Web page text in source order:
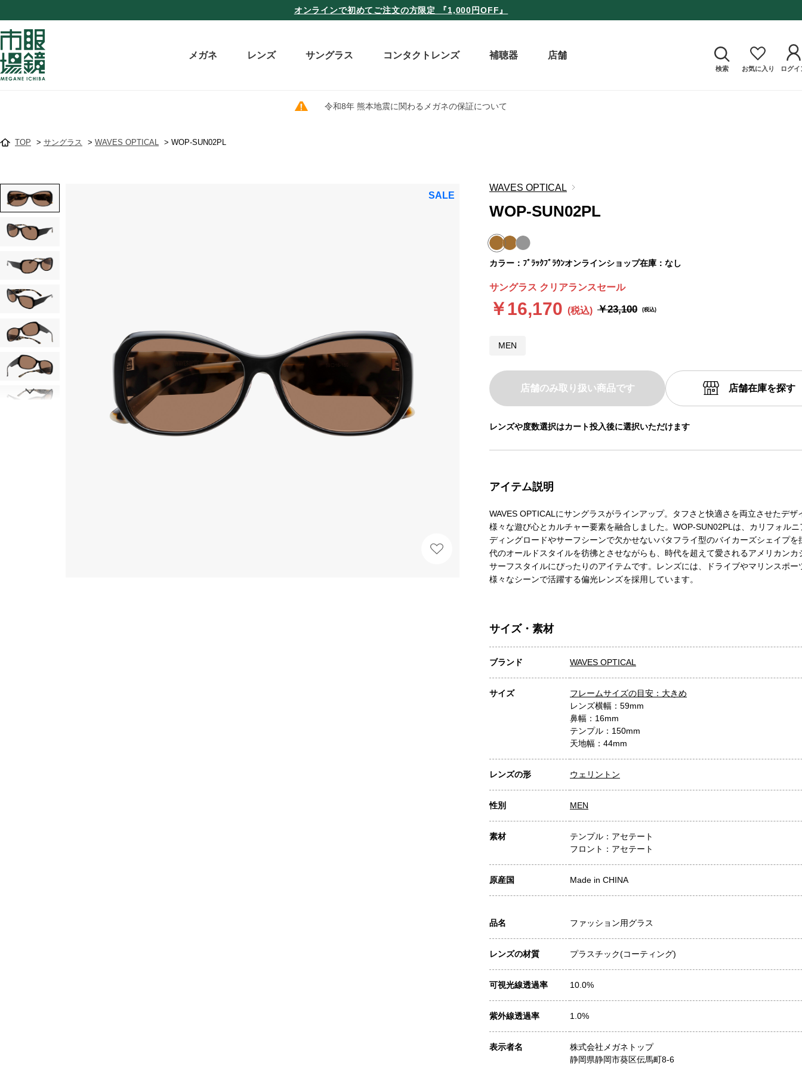
オンラインで初めてご注文の方限定 『1,000円OFF』
メガネ レンズ サングラス コンタクトレンズ 補聴器 店舗
検索 お気に入り ログイ
令和8年 熊本地震に関わるメガネの保証について
TOP > サングラス > WAVES OPTICAL > WOP-SUN02PL
SALE
レンズや度数選択はカート投入後に選択いただけます
WAVES OPTICAL
カラー：ﾌﾞﾗｯｸﾌﾞﾗｳﾝオンラインショップ在庫：なし
サイズ・素材
ブランド WAVES OPTICAL
サイズ
フレームサイズの目安：大きめ
レンズ横幅：59mm
鼻幅：16mm
テンプル：150mm
天地幅：44mm
レンズの形 ウェリントン
性別 MEN
素材
テンプル：アセテート
フロント：アセテート
原産国 Made in CHINA
品名 ファッション用グラス
レンズの材質 プラスチック(コーティング)
可視光線透過率 10.0%
紫外線透過率 1.0%
表示者名
株式会社メガネトップ
静岡県静岡市葵区伝馬町8-6
サングラス クリアランスセール
￥16,170 ￥23,100
MEN
WOP-SUN02PL
アイテム説明
WAVES OPTICALにサングラスがラインアップ。タフさと快適さを両立させたデザ
様々な遊び心とカルチャー要素を融合しました。WOP-SUN02PLは、カリフォルニ
ディングロードやサーフシーンで欠かせないバタフライ型のバイカーズシェイプを
代のオールドスタイルを彷彿とさせながらも、時代を超えて愛されるアメリカンカ
サーフスタイルにぴったりのアイテムです。レンズには、ドライブやマリンスポー
様々なシーンで活躍する偏光レンズを採用しています。
店舗のみ取り扱い商品です 店舗在庫を探す